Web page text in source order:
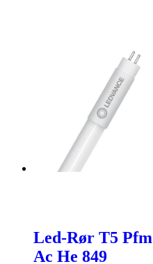
Led-Rør T5 Pfm
Ac He 849